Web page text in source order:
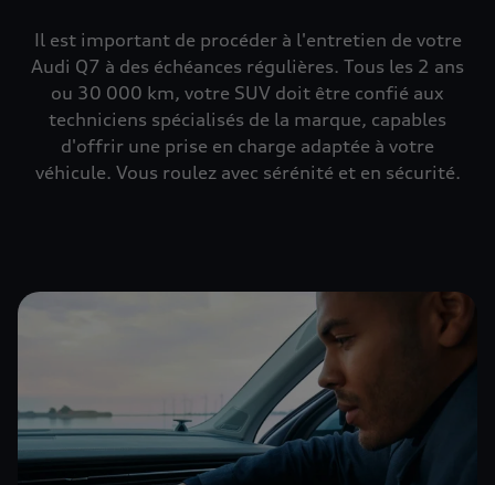
Il est important de procéder à l'entretien de votre
Audi Q7 à des échéances régulières. Tous les 2 ans
ou 30 000 km, votre SUV doit être confié aux
techniciens spécialisés de la marque, capables
d'offrir une prise en charge adaptée à votre
véhicule. Vous roulez avec sérénité et en sécurité.